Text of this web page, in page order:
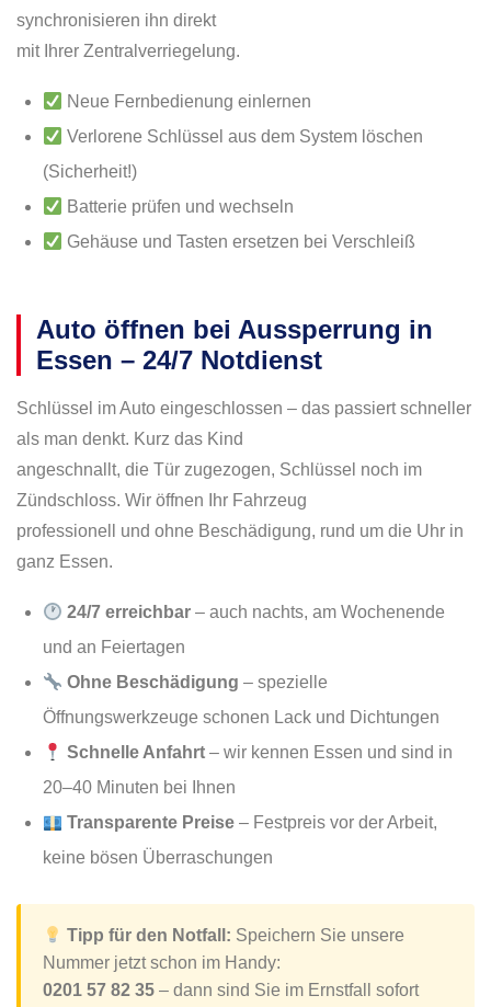
synchronisieren ihn direkt
mit Ihrer Zentralverriegelung.
Neue Fernbedienung einlernen
Verlorene Schlüssel aus dem System löschen
(Sicherheit!)
Batterie prüfen und wechseln
Gehäuse und Tasten ersetzen bei Verschleiß
Auto öffnen bei Aussperrung in
Essen – 24/7 Notdienst
Schlüssel im Auto eingeschlossen – das passiert schneller
als man denkt. Kurz das Kind
angeschnallt, die Tür zugezogen, Schlüssel noch im
Zündschloss. Wir öffnen Ihr Fahrzeug
professionell und ohne Beschädigung, rund um die Uhr in
ganz Essen.
24/7 erreichbar – auch nachts, am Wochenende
und an Feiertagen
Ohne Beschädigung – spezielle
Öffnungswerkzeuge schonen Lack und Dichtungen
Schnelle Anfahrt – wir kennen Essen und sind in
20–40 Minuten bei Ihnen
Transparente Preise – Festpreis vor der Arbeit,
keine bösen Überraschungen
Tipp für den Notfall: Speichern Sie unsere
Nummer jetzt schon im Handy:
0201 57 82 35 – dann sind Sie im Ernstfall sofort